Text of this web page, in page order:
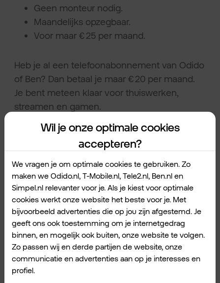
Geen monteur nodig.
Maandelijks opzegbaar.
Voor maar € 25 per maand.
Heb je al een telefoonabonnement van Odido
of Ben? Dan betaal je maar € 20 per maand.
Je bent meteen klaar voor thuiswerken,
streamen en gamen.
Manier 2: Glasvezel.
termijn. Dit netwerk biedt de hoogste
snelheden. En je bent helemaal klaar voor de
toekomst. Odido werkt hard aan de uitrol van
Glasvezel in heel Nederland.
Ligt Glasvezel er nog niet? Dan is Klik&Klaar je
beste vriend. Daarmee heb je nu al snel
internet. En stap je later makkelijk over naar
Wil je onze optimale cookies
accepteren?
We vragen je om optimale cookies te gebruiken. Zo
maken we Odido.nl, T-Mobile.nl, Tele2.nl, Ben.nl en
Simpel.nl relevanter voor je. Als je kiest voor optimale
cookies werkt onze website het beste voor je. Met
bijvoorbeeld advertenties die op jou zijn afgestemd. Je
geeft ons ook toestemming om je internetgedrag
binnen, en mogelijk ook buiten, onze website te volgen.
Zo passen wij en derde partijen de website, onze
communicatie en advertenties aan op je interesses en
profiel.